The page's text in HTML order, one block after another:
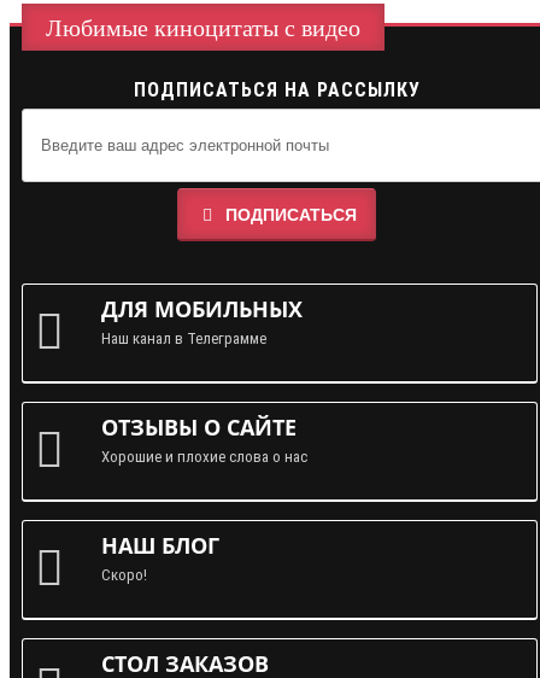
Любимые киноцитаты с видео
ПОДПИСАТЬСЯ НА РАССЫЛКУ
ПОДПИСАТЬСЯ
ДЛЯ МОБИЛЬНЫХ
Наш канал в Телеграмме
ОТЗЫВЫ О САЙТЕ
Хорошие и плохие слова о нас
НАШ БЛОГ
Скоро!
СТОЛ ЗАКАЗОВ